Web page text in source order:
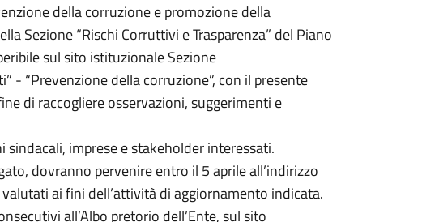
della corruzione e promozione della
Sezione “Rischi Corruttivi e Trasparenza” del Piano
sul sito istituzionale Sezione
- “Prevenzione della corruzione”, con il presente
di raccogliere osservazioni, suggerimenti e
imprese e stakeholder interessati.
dovranno pervenire entro il 5 aprile all’indirizzo
ai fini dell’attività di aggiornamento indicata.
all’Albo pretorio dell’Ente, sul sito